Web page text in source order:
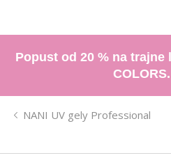
Popust od 20 % na
NANI UV gely Professional